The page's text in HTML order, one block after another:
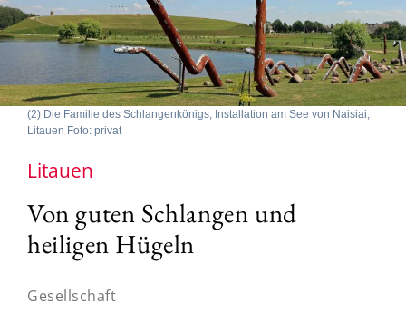
(2) Die Familie des Schlangenkönigs, Installation am See von Naisiai,
Litauen Foto: privat
Litauen
Von guten Schlangen und
heiligen Hügeln
Gesellschaft